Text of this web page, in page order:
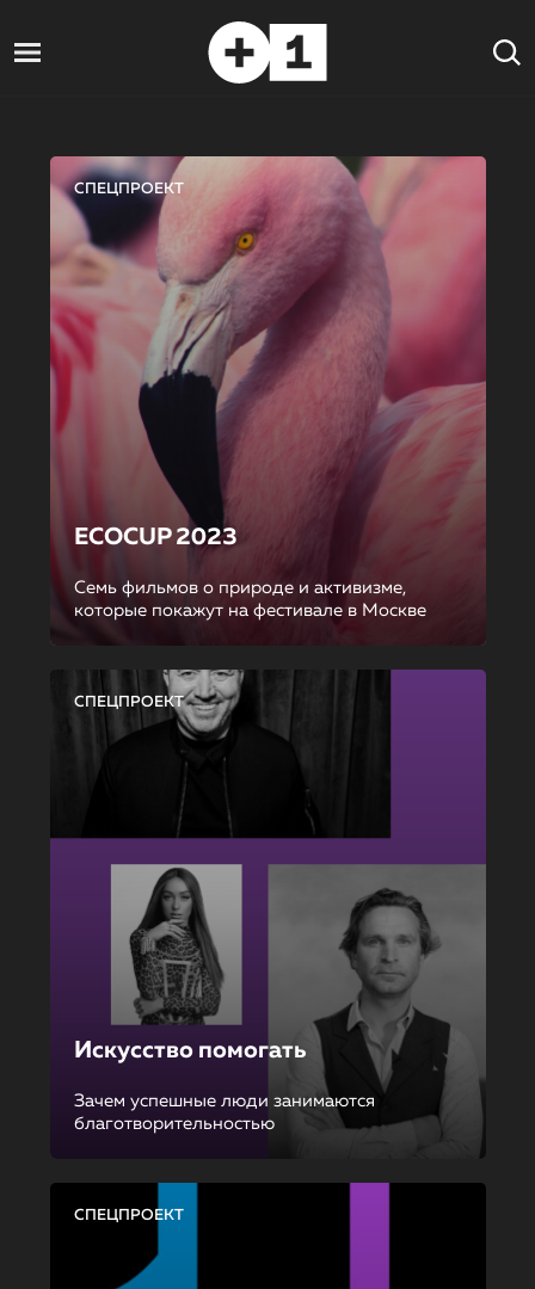
СПЕЦПРОЕКТ
ECOCUP 2023
Семь фильмов о природе и активизме,
которые покажут на фестивале в Москве
СПЕЦПРОЕКТ
Искусство помогать
Зачем успешные люди занимаются
благотворительностью
СПЕЦПРОЕКТ